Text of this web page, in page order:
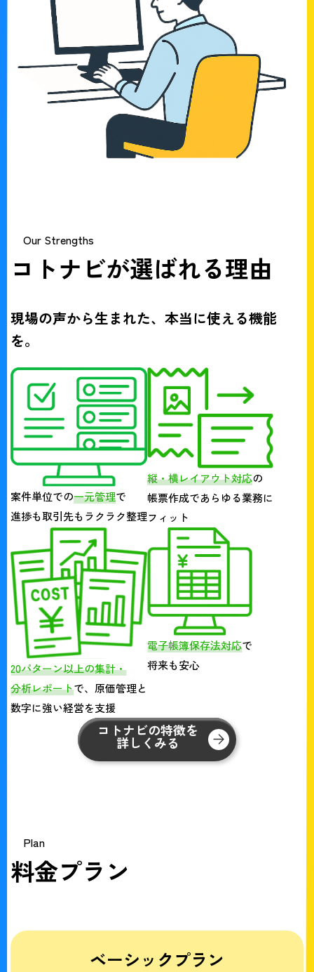
Our Strengths
コトナビが選ばれる理由
現場の声から生まれた、本当に使える機能
を。
案件単位での一元管理で
進捗も取引先もラクラク整理
縦・横レイアウト対応の
帳票作成であらゆる業務に
フィット
20パターン以上の集計・
分析レポートで、原価管理と
数字に強い経営を支援
電子帳簿保存法対応で
将来も安心
コトナビの特徴を
詳しくみる
Plan
料金プラン
ベーシックプラン